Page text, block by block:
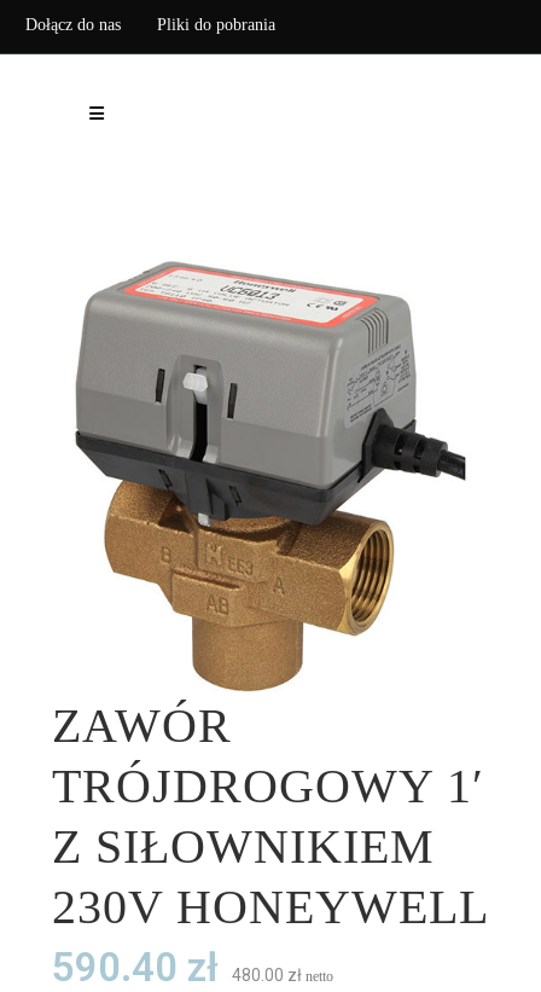
Dołącz do nas Pliki do pobrania
ZAWÓR
TRÓJDROGOWY 1′
Z SIŁOWNIKIEM
230V HONEYWELL
590.40 zł 480.00 złnetto